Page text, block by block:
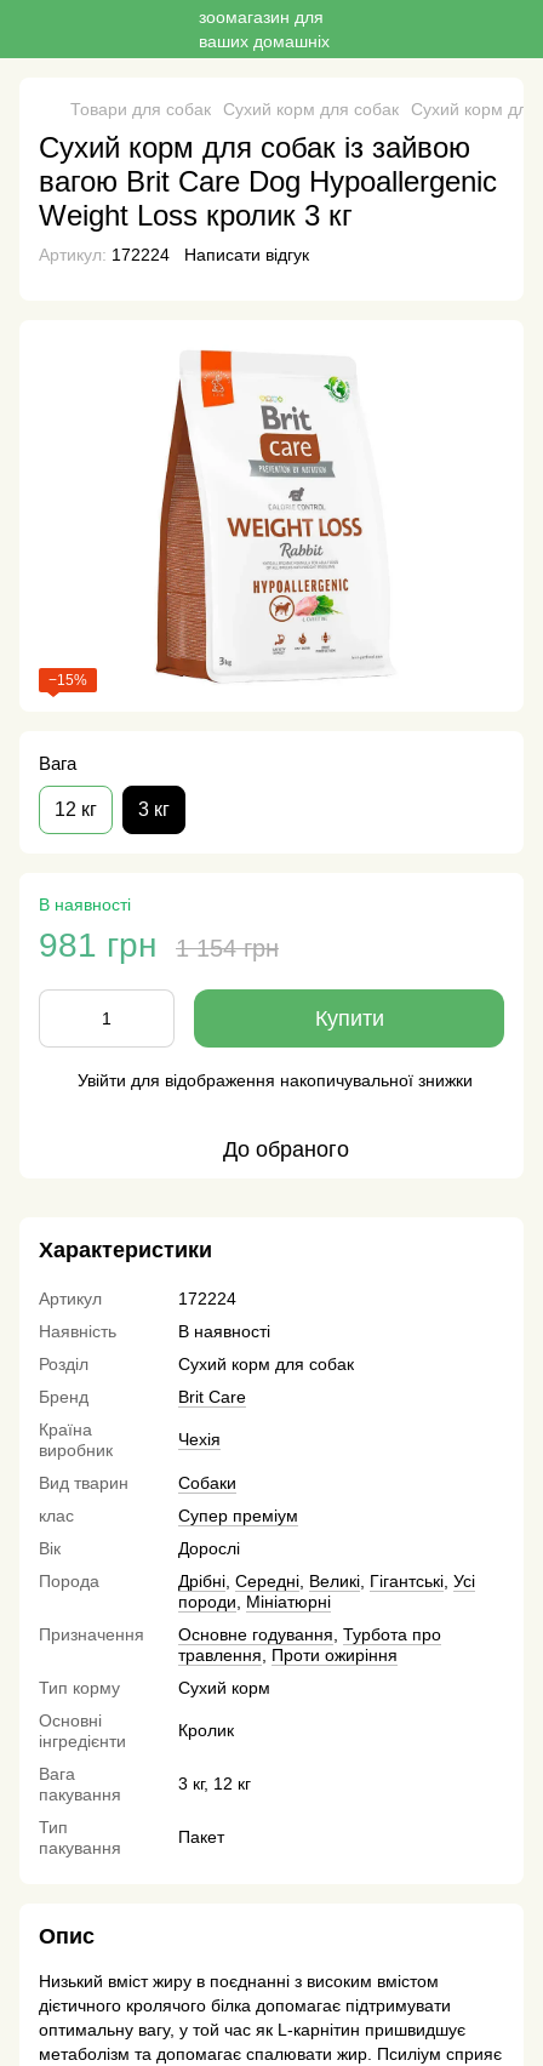
Товари для собак Сухий корм для собак Сухий корм для
Сухий корм для собак із зайвою
вагою Brit Care Dog Hypoallergenic
Weight Loss кролик 3 кг
Артикул: 172224 Написати відгук
−15%
Вага
12 кг 3 кг
В наявності
981 грн 1 154 грн
Купити
Увійти для відображення накопичувальної знижки
До обраного
Характеристики
Артикул
172224
Наявність
В наявності
Розділ
Сухий корм для собак
Бренд
Brit Care
Країна
виробник
Чехія
Вид тварин
Собаки
клас
Супер преміум
Вік
Дорослі
Порода
Дрібні Середні Великі Гігантські Усі
породи
Мініатюрні
Призначення
Основне годування Турбота про
травлення
Проти ожиріння
Тип корму
Сухий корм
Основні
інгредієнти
Кролик
Вага
пакування
3 кг, 12 кг
Тип
пакування
Пакет
Опис
Низький вміст жиру в поєднанні з високим вмістом
дієтичного кролячого білка допомагає підтримувати
оптимальну вагу, у той час як L-карнітин пришвидшує
метаболізм та допомагає спалювати жир. Псиліум сприяє